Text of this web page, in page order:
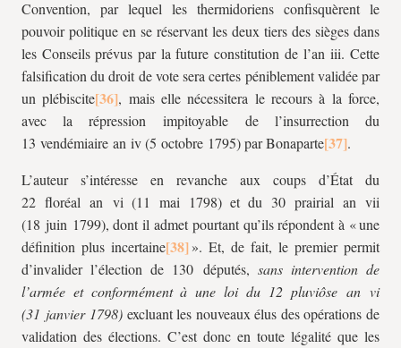
Convention, par lequel les thermidoriens confisquèrent le
pouvoir politique en se réservant les deux tiers des sièges dans
les Conseils prévus par la future constitution de l’aniii. Cette
falsification du droit de vote sera certes péniblement validée par
un plébiscite
, mais elle nécessitera le recours à la force,
avec la répression impitoyable de l’insurrection du
13 vendémiaire an iv(5 octobre 1795) par Bonaparte
.
L’auteur s’intéresse en revanche aux coups d’État du
22 floréal an vi (11 mai 1798) et du 30 prairial an vii
(18 juin 1799), dont il admet pourtant qu’ils répondent à « une
définition plus incertaine
». Et, de fait, le premier permit
d’invalider l’élection de 130 députés, sans intervention de
l’armée et conformément à une loi du 12 pluviôse an vi
(31 janvier 1798) excluant les nouveaux élus des opérations de
validation des élections. C’est donc en toute légalité que les